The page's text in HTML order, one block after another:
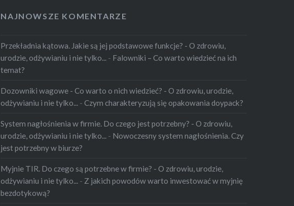
NAJNOWSZE KOMENTARZE
Przekładnia kątowa. Jakie są jej podstawowe funkcje? - O zdrowiu,
urodzie, odżywianiu i nie tylko...
- Falowniki – Co warto wiedzieć na ich
temat?
Dozowniki wagowe - Co warto o nich wiedzieć? - O zdrowiu, urodzie,
odżywianiu i nie tylko...
-Czym charakteryzują się opakowania doypack?
System nagłośnienia w firmie. Do czego jest potrzebny? - O zdrowiu,
urodzie, odżywianiu i nie tylko...
- Nowoczesny system nagłośnienia. Czy
jest potrzebny w biurze?
Myjnie TIR. Do czego są potrzebne w firmie? - O zdrowiu, urodzie,
odżywianiu i nie tylko...
- Z jakich powodów warto inwestować w myjnię
bezdotykową?